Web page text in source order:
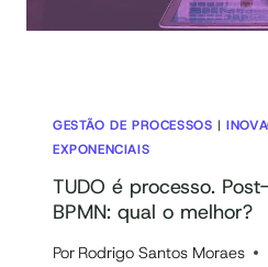
GESTÃO DE PROCESSOS |
EXPONENCIAIS
TUDO é processo.
BPMN: qual o melhor?
Por Rodrigo Santos Moraes